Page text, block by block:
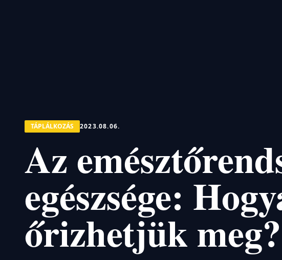
TÁPLÁLKOZÁS 2023.08.06.
Az
egészsége:
őrizhetjük meg?